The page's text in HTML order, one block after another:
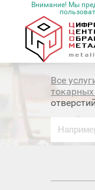
Внимание! Мы
Все
отверстий